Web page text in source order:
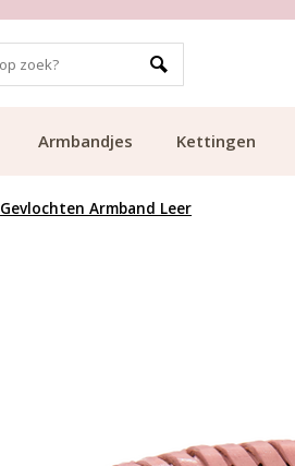
Armbandjes Kettingen
Gevlochten Armband Leer